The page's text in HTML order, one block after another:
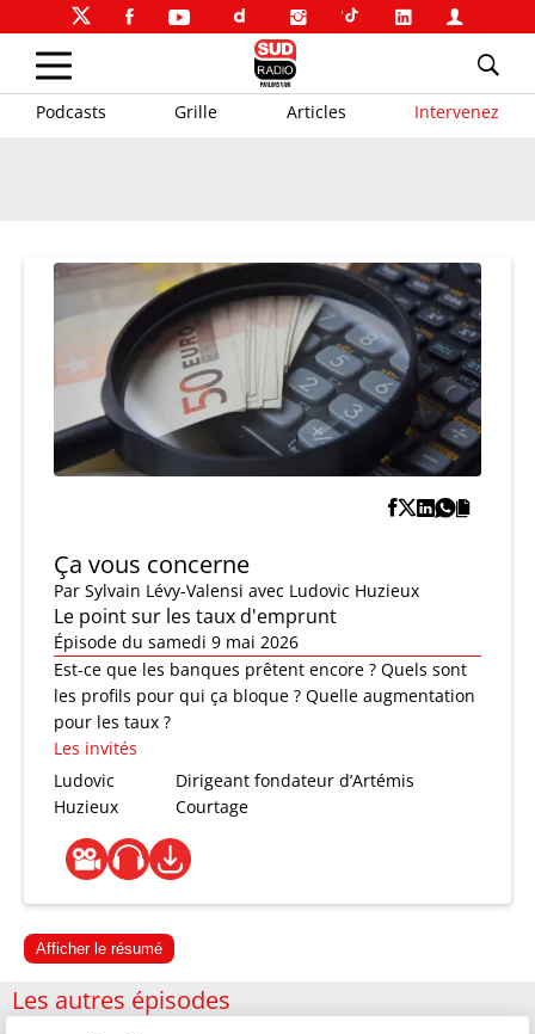
Podcasts Grille Articles Intervenez
Ça vous concerne
Par Sylvain Lévy-Valensi avec Ludovic Huzieux
Le point sur les taux d'emprunt
Épisode du samedi 9 mai 2026
Est-ce que les banques prêtent encore ? Quels sont
les profils pour qui ça bloque ? Quelle augmentation
pour les taux ?
Les invités
Ludovic
Huzieux
Dirigeant fondateur d’Artémis
Courtage
Afficher le résumé
Les autres épisodes